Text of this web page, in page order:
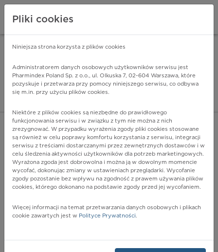
Pharmindex - lider
ZALOGUJ SIĘ
POKAŻ FILTRY
Pharmindex
Pliki cookies
Niniejsza strona korzysta z plików cookies
Administratorem danych osobowych użytkowników serwisu jest
Pharmindex Poland Sp. z o.o., ul. Olkuska 7, 02-604 Warszawa, które
pozyskuje i przetwarza przy pomocy niniejszego serwisu, co odbywa
się m.in. przy użyciu plików cookies.
Niektóre z plików cookies są niezbędne do prawidłowego
funkcjonowania serwisu i w związku z tym nie można z nich
zrezygnować. W przypadku wyrażenia zgody pliki cookies stosowane
są również w celu poprawy komfortu korzystania z serwisu, integracji
serwisu z treściami dostarczanymi przez zewnętrznych dostawców i w
celu śledzenia aktywności użytkowników dla potrzeb marketingowych.
Wyrażona zgoda jest dobrowolna i można ją w dowolnym momencie
wycofać, dokonując zmiany w ustawieniach przeglądarki. Wycofanie
zgody pozostanie bez wpływu na zgodność z prawem używania plików
cookies, którego dokonano na podstawie zgody przed jej wycofaniem.
Więcej informacji na temat przetwarzania danych osobowych i plikach
cookie zawartych jest w Polityce Prywatności.
ZA DARMO - w Google Play INSTALUJ